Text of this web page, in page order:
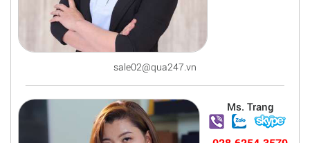
sale02@qua247.vn
Ms. Trang